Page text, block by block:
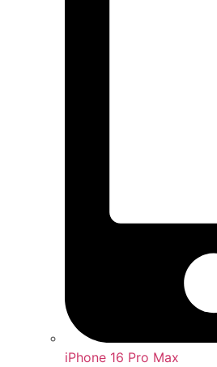
iPhone 16 Pro Max